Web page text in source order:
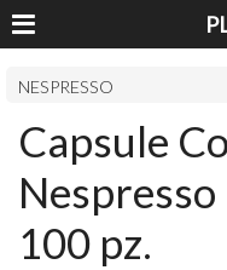
NESPRESSO
Capsule
100 pz.